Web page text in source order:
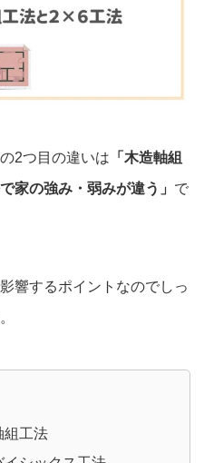
2つ目の違いは 「木造軸組
家の強み・弱みが違う」 で
響するポイントなのでしっ
組工法